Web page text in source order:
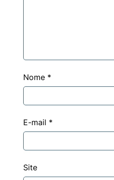
Nome *
E-mail *
Site